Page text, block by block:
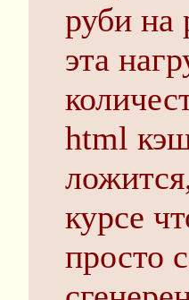
руби на
эта
html
курсе
просто